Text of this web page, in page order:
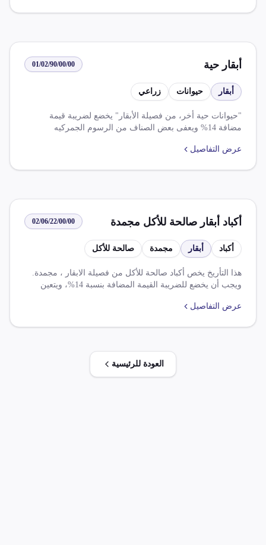
أبقار حية 01/02/90/00/00
أبقار حيوانات زراعي
"حيوانات حية أخر، من فصيلة الأبقار" يخضع لضريبة قيمة
مضافة 14% ويعفى بعض الصناف من الرسوم الجمركيه
عرض التفاصيل
أكباد أبقار صالحة للأكل مجمدة 02/06/22/00/00
أكباد أبقار مجمدة صالحة للأكل
هذا التأريخ يخص أكباد صالحة للأكل من فصيلة الابقار ، مجمدة.
ويجب أن يخضع للضريبة القيمة المضافة بنسبة 14%، ويتعين
الوصول إلى ميناء الوصل، ويتم إعفاء منتجات الزراعة والمصنعة
عرض التفاصيل
العودة للرئيسية